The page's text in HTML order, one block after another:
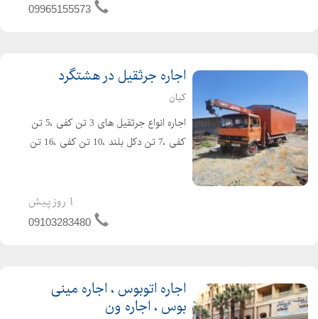
09965155573
اجاره جرثقیل در هشتگرد
کیان
اجاره انواع جرثقیل های 3 تن کفی ،5 تن
کفی ،7 تن دکل بلند ،10 تن کفی ،16 تن
اسکــلت ،نصب سازه های فلزی و بتنی،
بارگیری و حمل کان...
1 روز پیش
09103283480
اجاره اتوبوس ، اجاره مینی
بوس ، اجاره ون